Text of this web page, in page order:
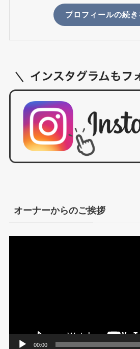
プロフィールの続き
オーナーからのご挨拶
00:00